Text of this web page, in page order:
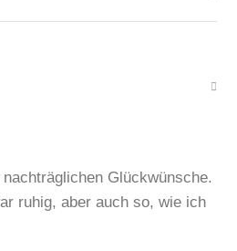
Glückwünsche.
ruhig, aber auch so, wie ich